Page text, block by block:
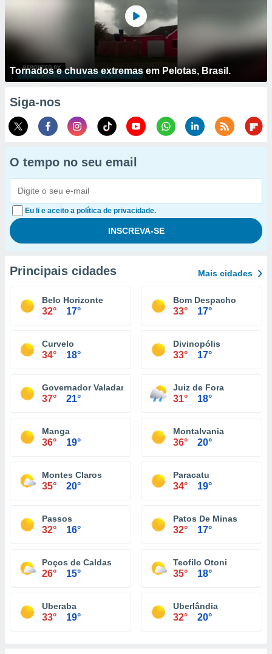
Tornados e chuvas extremas em Pelotas, Brasil.
Siga-nos
O tempo no seu email
Eu li e aceito a política de privacidade.
Principais cidades Mais cidades
Belo Horizonte
32° 17°
Bom Despacho
33° 17°
Curvelo
34° 18°
Divinopólis
33° 17°
Governador Valadares
37° 21°
Juiz de Fora
31° 18°
Manga
36° 19°
Montalvania
36° 20°
Montes Claros
35° 20°
Paracatu
34° 19°
Passos
32° 16°
Patos De Minas
32° 17°
Poços de Caldas
26° 15°
Teofilo Otoni
35° 18°
Uberaba
33° 19°
Uberlândia
32° 20°